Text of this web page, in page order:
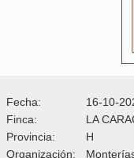
Fecha:
16-10-
Finca:
LA
Provincia:
H
Organización: